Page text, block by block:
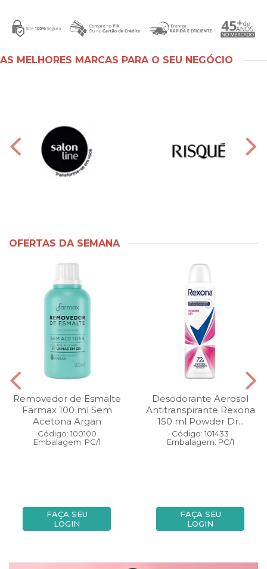
AS MELHORES MARCAS PARA O SEU NEGÓCIO
OFERTAS DA SEMANA
Removedor de Esmalte
Farmax 100 ml Sem
Acetona Argan
Código: 100100
Embalagem: PC/1
FAÇA SEU
LOGIN
Desodorante Aerosol
Antitranspirante Rexona
150 ml Powder Dr...
Código: 101433
Embalagem: PC/1
FAÇA SEU
LOGIN